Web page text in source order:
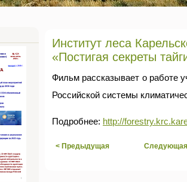
Институт леса
«Постигая секреты
Фильм рассказывает о работе
Российской системы
Подробнее: http://
< Предыдущая